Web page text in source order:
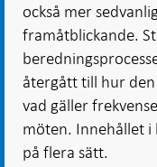
också mer
framåtblickande.
återgått till hur
vad gäller
möten. Innehållet
på flera sätt.